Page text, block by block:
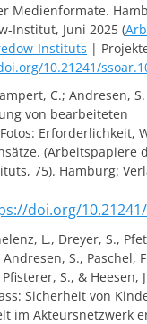
Medienformate.
Institut, Juni 2025 (
Instituts |
10.21241/
C.; Andresen, S.
von bearbeiteten
Erforderlichkeit,
(Arbeitspapiere
75). Hamburg:
doi.org/
L., Dreyer, S.,
S., Paschel,
S., & Heesen,
Sicherheit von
im Akteursnetzwerk